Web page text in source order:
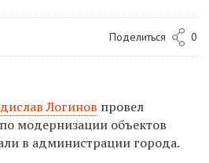
Поделиться 0
Логинов провел
модернизации объектов
в администрации города.